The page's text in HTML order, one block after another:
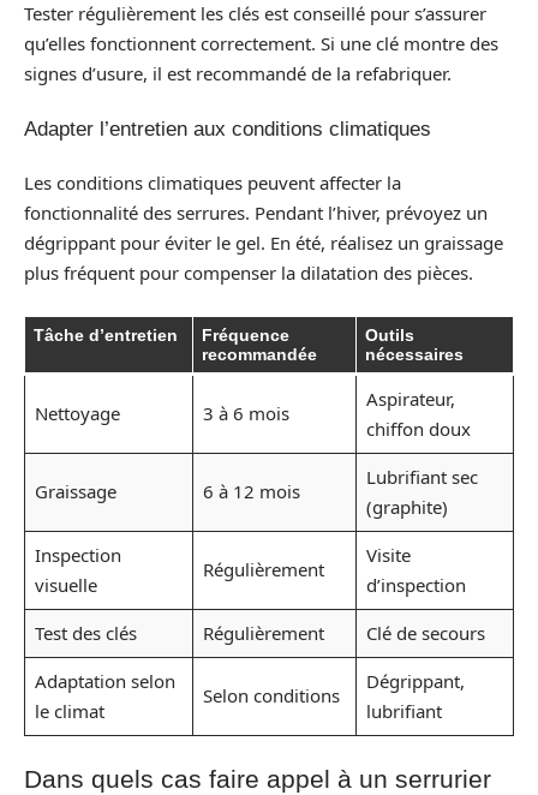
Tester régulièrement les clés est conseillé pour s’assurer
qu’elles fonctionnent correctement. Si une clé montre des
signes d’usure, il est recommandé de la refabriquer.
Adapter l’entretien aux conditions climatiques
Les conditions climatiques peuvent affecter la
fonctionnalité des serrures. Pendant l’hiver, prévoyez un
dégrippant pour éviter le gel. En été, réalisez un graissage
plus fréquent pour compenser la dilatation des pièces.
Tâche d’entretien
Fréquence
recommandée
Outils
nécessaires
Nettoyage 3 à 6 mois
Aspirateur,
chiffon doux
Graissage 6 à 12 mois
Lubrifiant sec
(graphite)
Inspection
visuelle
Régulièrement
Visite
d’inspection
Test des clés
Régulièrement
Clé de secours
Adaptation selon
le climat
Selon conditions
Dégrippant,
lubrifiant
Dans quels cas faire appel à un serrurier